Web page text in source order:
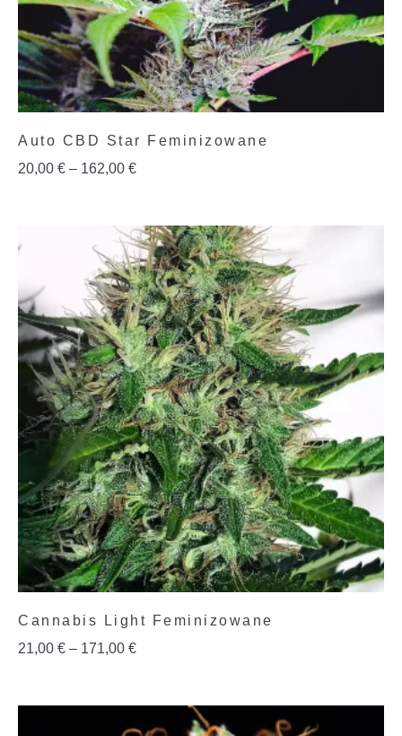
Auto CBD Star Feminizowane
20,00 € – 162,00 €
Cannabis Light Feminizowane
21,00 € – 171,00 €